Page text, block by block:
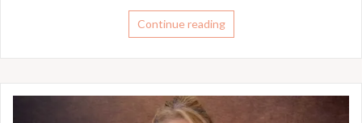
Continue reading